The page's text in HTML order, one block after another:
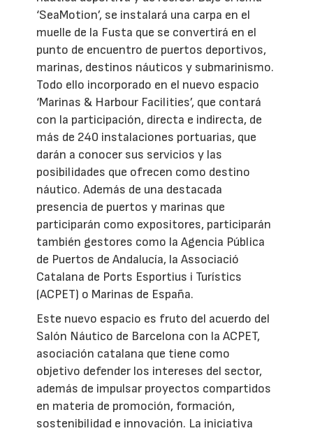
‘SeaMotion’, se instalará una carpa en el
muelle de la Fusta que se convertirá en el
punto de encuentro de puertos deportivos,
marinas, destinos náuticos y submarinismo.
Todo ello incorporado en el nuevo espacio
‘Marinas & Harbour Facilities’, que contará
con la participación, directa e indirecta, de
más de 240 instalaciones portuarias, que
darán a conocer sus servicios y las
posibilidades que ofrecen como destino
náutico. Además de una destacada
presencia de puertos y marinas que
participarán como expositores, participarán
también gestores como la Agencia Pública
de Puertos de Andalucía, la Associació
Catalana de Ports Esportius i Turístics
(ACPET) o Marinas de España.
Este nuevo espacio es fruto del acuerdo del
Salón Náutico de Barcelona con la ACPET,
asociación catalana que tiene como
objetivo defender los intereses del sector,
además de impulsar proyectos compartidos
en materia de promoción, formación,
sostenibilidad e innovación. La iniciativa